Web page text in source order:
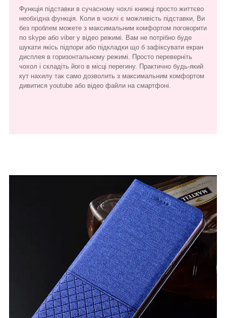
Функція підставки в сучасному чохлі книжці просто життєво
необхідна функція. Коли в чохлі є можливість підставки, Ви
без проблем можете з максимальним комфортом поговорити
по skype або viber у відео режимі. Вам не потрібно буде
шукати якісь підпори або підкладки що б зафіксувати екран
дисплея в горизонтальному режимі. Просто переверніть
чохол і складіть його в місці перегину. Практично будь-який
кут нахилу так само дозволить з максимальним комфортом
дивитися youtube або відео файли на смартфоні.